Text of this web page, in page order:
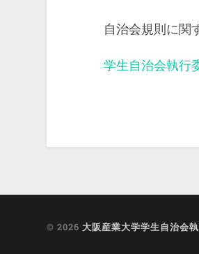
自治会規則に関
学生自治会執行
© 2026 大阪産業大学学生自治会